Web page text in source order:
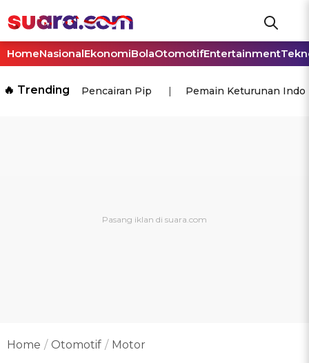
HomeNasionalEkonomiBolaOtomotifEntertainment
🔥 Trending Pencairan Pip Pemain Keturunan
Home Otomotif Motor